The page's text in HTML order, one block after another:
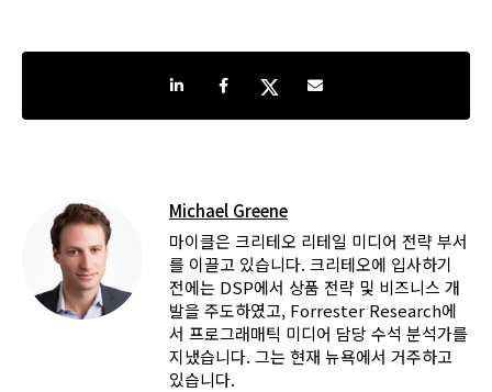
Share on LinkedIn
Share on Facebook
Share on Twitter
Share by e-mail
Michael Greene
마이클은 크리테오 리테일 미디어 전략 부서
를 이끌고 있습니다. 크리테오에 입사하기
전에는 DSP에서 상품 전략 및 비즈니스 개
발을 주도하였고, Forrester Research에
서 프로그래매틱 미디어 담당 수석 분석가를
지냈습니다. 그는 현재 뉴욕에서 거주하고
있습니다.